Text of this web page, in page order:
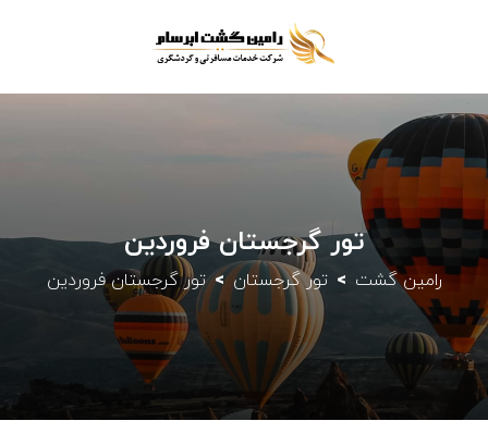
تور گرجستان فروردین
رامین گشت تور گرجستان تور گرجستان فروردین